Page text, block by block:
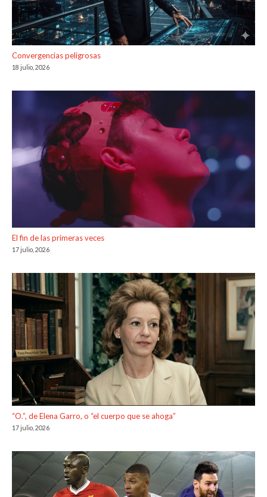
Convergencias peligrosas
18 julio, 2026
El fin de las primeras veces
17 julio, 2026
“O.”, de Elena Garro, o “el cuerpo que se ahoga”
17 julio, 2026